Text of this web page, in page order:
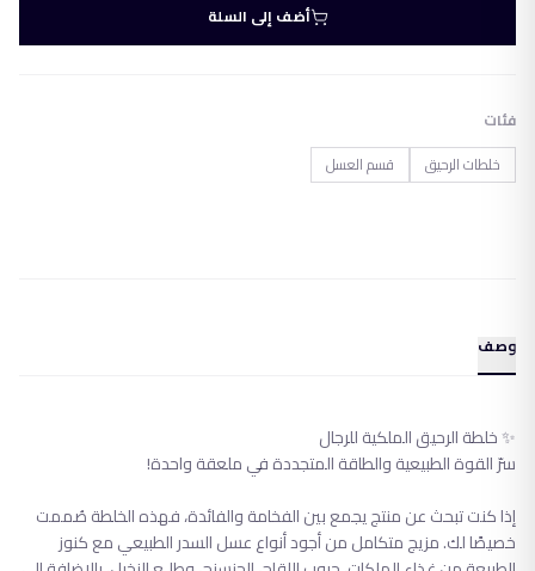
أضف إلى السلة
فئات
خلطات الرحيق
قسم العسل
وصف
✨ خلطة الرحيق الملكية للرجال
سرّ القوة الطبيعية والطاقة المتجددة في ملعقة واحدة!
إذا كنت تبحث عن منتج يجمع بين الفخامة والفائدة، فهذه الخلطة صُممت
خصيصًا لك. مزيج متكامل من أجود أنواع عسل السدر الطبيعي مع كنوز